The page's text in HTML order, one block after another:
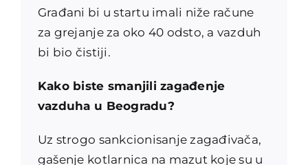
Građani bi u startu imali niže račune
za grejanje za oko 40 odsto, a vazduh
bi bio čistiji.
Kako biste smanjili zagađenje
vazduha u Beogradu?
Uz strogo sankcionisanje zagađivača,
gašenje kotlarnica na mazut koje su u